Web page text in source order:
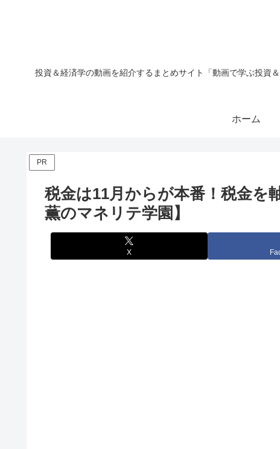
投資＆経済学の動画を紹介するまとめサイト「動画で学ぶ投資
ホーム
PR
税金は11月からが本番！税金を
薫のマネリテ学園】
X